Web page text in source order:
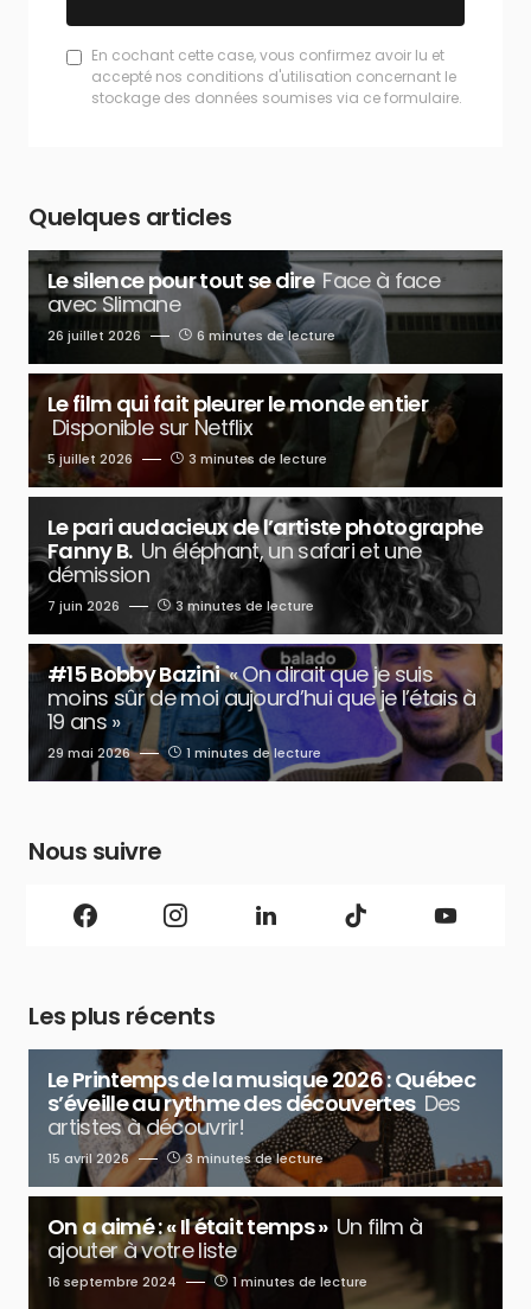
En cochant cette case, vous confirmez avoir lu et
accepté nos conditions d'utilisation concernant le
stockage des données soumises via ce formulaire.
Quelques articles
Le silence pour tout se dire Face à face
avec Slimane
26 juillet 2026 6 minutes de lecture
Le film qui fait pleurer le monde entier
Disponible sur Netflix
5 juillet 2026 3 minutes de lecture
Le pari audacieux de l’artiste photographe
Fanny B. Un éléphant, un safari et une
démission
7 juin 2026 3 minutes de lecture
#15 Bobby Bazini « On dirait que je suis
moins sûr de moi aujourd’hui que je l’étais à
19 ans »
29 mai 2026 1 minutes de lecture
Nous suivre
Les plus récents
Le Printemps de la musique 2026 : Québec
s’éveille au rythme des découvertes Des
artistes à découvrir!
15 avril 2026 3 minutes de lecture
On a aimé : « Il était temps » Un film à
ajouter à votre liste
16 septembre 2024 1 minutes de lecture